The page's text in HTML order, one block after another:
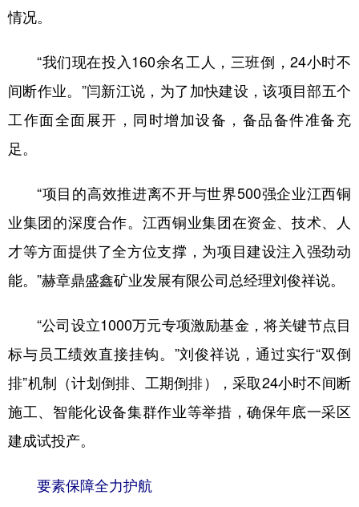
情况。
“我们现在投入160余名工人，三班倒，24小时不
间断作业。”闫新江说，为了加快建设，该项目部五个
工作面全面展开，同时增加设备，备品备件准备充
足。
“项目的高效推进离不开与世界500强企业江西铜
业集团的深度合作。江西铜业集团在资金、技术、人
才等方面提供了全方位支撑，为项目建设注入强劲动
能。”赫章鼎盛鑫矿业发展有限公司总经理刘俊祥说。
“公司设立1000万元专项激励基金，将关键节点目
标与员工绩效直接挂钩。”刘俊祥说，通过实行“双倒
排”机制（计划倒排、工期倒排），采取24小时不间断
施工、智能化设备集群作业等举措，确保年底一采区
建成试投产。
要素保障全力护航